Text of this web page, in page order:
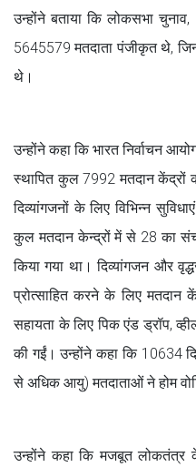
उन्होंने बताया कि लोकसभा
5645579 मतदाता पंजीकृत थे,
थे।
उन्होंने कहा कि भारत निर्वाचन
स्थापित कुल 7992 मतदान केंद्रों
दिव्यांगजनों के लिए विभिन्न
कुल मतदान केन्द्रों में से 28 का
किया गया था। दिव्यांगजन और
प्रोत्साहित करने के लिए मतदान
सहायता के लिए पिक एंड ड्रॉप,
की गईं। उन्होंने कहा कि 10634
से अधिक आयु) मतदाताओं ने होम
उन्होंने कहा कि मजबूत लोकतंत्र